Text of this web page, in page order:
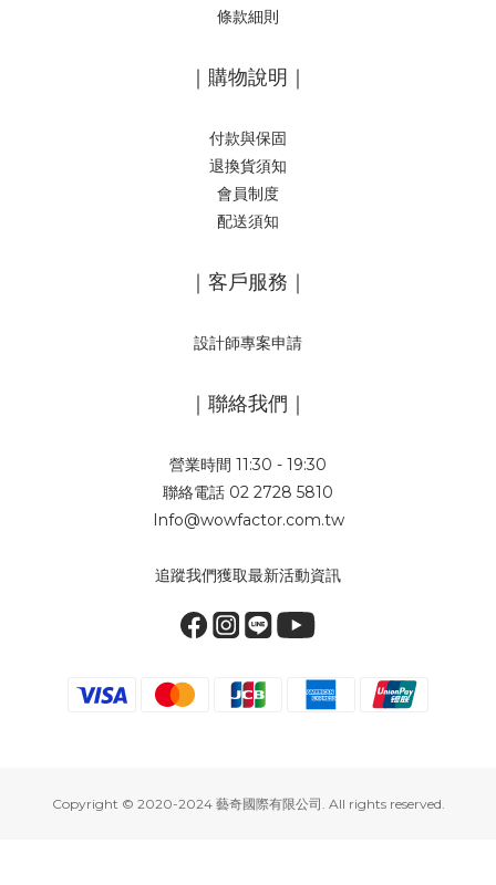
條款細則
｜購物說明｜
付款與保固
退換貨須知
會員制度
配送須知
｜客戶服務｜
設計師專案申請
｜聯絡我們｜
營業時間 11:30 - 19:30
聯絡電話 02 2728 5810
Info@wowfactor.com.tw
追蹤我們獲取最新活動資訊
Copyright © 2020-2024 藝奇國際有限公司. All rights reserved.